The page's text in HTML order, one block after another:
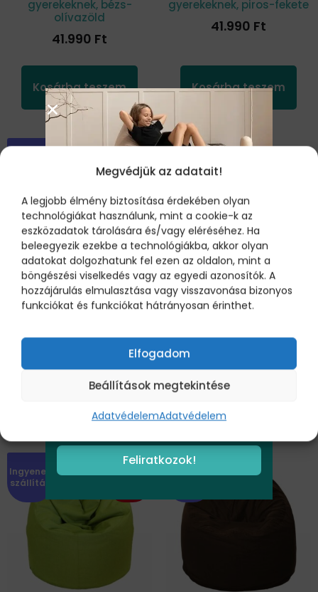
Megvédjük az adatait!
A legjobb élmény biztosítása érdekében olyan
technológiákat használunk, mint a cookie-k az
eszközadatok tárolására és/vagy eléréséhez. Ha
beleegyezik ezekbe a technológiákba, akkor olyan
adatokat dolgozhatunk fel ezen az oldalon, mint a
böngészési viselkedés vagy az egyedi azonosítók. A
hozzájárulás elmulasztása vagy visszavonása bizonyos
funkciókat és funkciókat hátrányosan érinthet.
Elfogadom
Beállítások megtekintése
AdatvédelemAdatvédelem
gyerekeknek, bézs-
olívazöld
41.990 Ft
Kosárba teszem
gyerekeknek, piros-fekete
41.990 Ft
Kosárba teszem
„Kisfőnök” babzsákfotel
szállítás
„Nagyfőnök” felnőtt
Ingyenes
szállítás
Akció
ÚJ FELIRATKOZÓKNAK:
1.000 FT
KEDVEZMÉNY
Iratkozz fel hírlevelünkre és zsebeld be az
1.000Ft-os kedvezményt, amit beválthatsz
esetén.
Feliratkozok!